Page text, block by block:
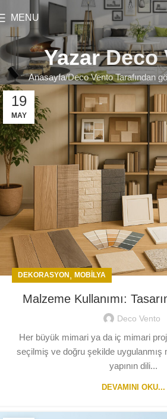
MENU
YazarDeco
Anasayfa Deco Vento Tarafından
19
MAY
DEKORASYON, MOBILYA
Malzeme Kullanımı:
Deco Vento
Her büyük mimari ya da iç mimari
seçilmiş ve doğru şekilde uygulanmış
yapının dili...
DEVAMINI OKU...